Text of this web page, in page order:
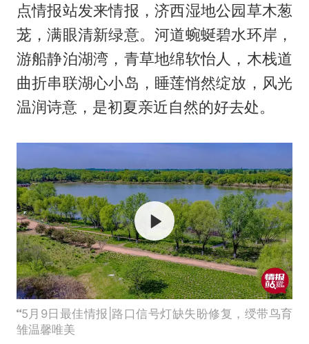
点情报站发来情报，济西湿地公园草木葱
茏，满眼清新绿意。河道蜿蜒碧水环岸，
游船静泊湖湾，青草地绵软怡人，木栈道
曲折串联湖心小岛，睡莲悄然绽放，风光
温润诗意，是初夏亲近自然的好去处。
5月9日最佳情报|路口信号灯缺失盼修复，绶带鸟育
雏温馨唯美